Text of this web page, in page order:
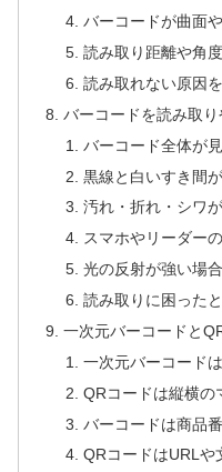
バーコードが曲面
読み取り距離や角
読み取れない原因
バーコードを読み取
バーコード全体が
黒線と白いすき間
汚れ・折れ・シワ
スマホやリーダー
光の反射が強い場
読み取りに困った
一次元バーコードと
一次元バーコード
QRコードは縦横の
バーコードは商品
QRコードはURLや